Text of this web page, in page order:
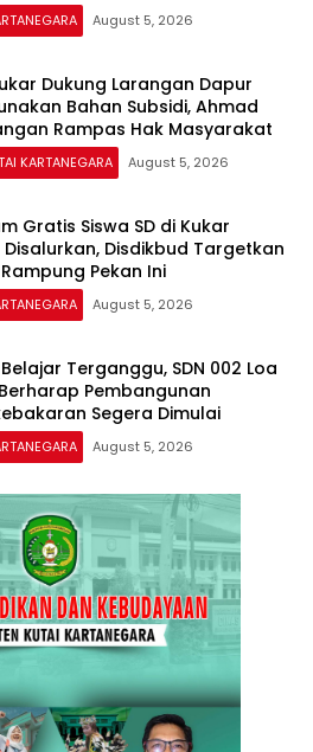
August 5, 2026
Dukung Larangan Dapur
Bahan Subsidi, Ahmad
Rampas Hak Masyarakat
KARTANEGARA August 5, 2026
Gratis Siswa SD di Kukar
Disalurkan, Disdikbud Targetkan
Pekan Ini
August 5, 2026
Terganggu, SDN 002 Loa
Pembangunan
Segera Dimulai
August 5, 2026